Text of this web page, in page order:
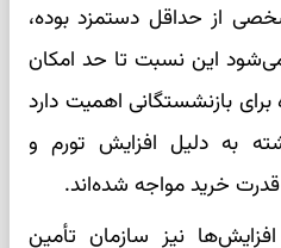
از حداقل دستمزد بوده،
این نسبت تا حد امکان
بازنشستگانی اهمیت دارد
به دلیل افزایش تورم و
خرید مواجه شده‌اند.
نیز سازمان تأمین